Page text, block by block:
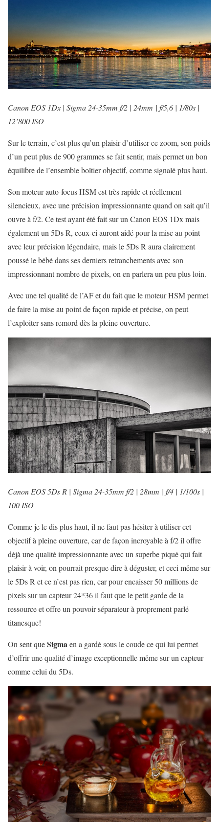
Canon EOS 1Dx | Sigma 24-35mm f/2 | 24mm | f/5,6 | 1/80s |
12’800 ISO
Sur le terrain, c’est plus qu’un plaisir d’utiliser ce zoom, son poids
d’un peut plus de 900 grammes se fait sentir, mais permet un bon
équilibre de l’ensemble boîtier objectif, comme signalé plus haut.
Son moteur auto-focus HSM est très rapide et réellement
silencieux, avec une précision impressionnante quand on sait qu’il
ouvre à f/2. Ce test ayant été fait sur un Canon EOS 1Dx mais
également un 5Ds R, ceux-ci auront aidé pour la mise au point
avec leur précision légendaire, mais le 5Ds R aura clairement
poussé le bébé dans ses derniers retranchements avec son
impressionnant nombre de pixels, on en parlera un peu plus loin.
Avec une tel qualité de l’AF et du fait que le moteur HSM permet
de faire la mise au point de façon rapide et précise, on peut
l’exploiter sans remord dès la pleine ouverture.
Canon EOS 5Ds R | Sigma 24-35mm f/2 | 28mm | f/4 | 1/100s |
100 ISO
Comme je le dis plus haut, il ne faut pas hésiter à utiliser cet
objectif à pleine ouverture, car de façon incroyable à f/2 il offre
déjà une qualité impressionnante avec un superbe piqué qui fait
plaisir à voir, on pourrait presque dire à déguster, et ceci même sur
le 5Ds R et ce n’est pas rien, car pour encaisser 50 millions de
pixels sur un capteur 24*36 il faut que le petit garde de la
ressource et offre un pouvoir séparateur à proprement parlé
titanesque!
On sent queSigmaen a gardé sous le coude ce qui lui permet
d’offrir une qualité d’image exceptionnelle même sur un capteur
comme celui du 5Ds.